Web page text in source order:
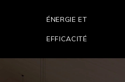
ÉNERGIE ET
EFFICACITÉ